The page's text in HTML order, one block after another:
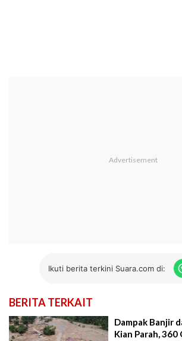
Ikuti berita terkini Suara.com di:
BERITA TERKAIT
Dampak Banjir
Kian Parah,